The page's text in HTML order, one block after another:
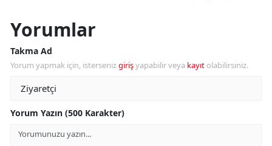
Yorumlar
Takma Ad
Yorum yapmak için, istersenizgirişyapabilir veya kayıt olabilirsiniz.
Yorum Yazın (500 Karakter)